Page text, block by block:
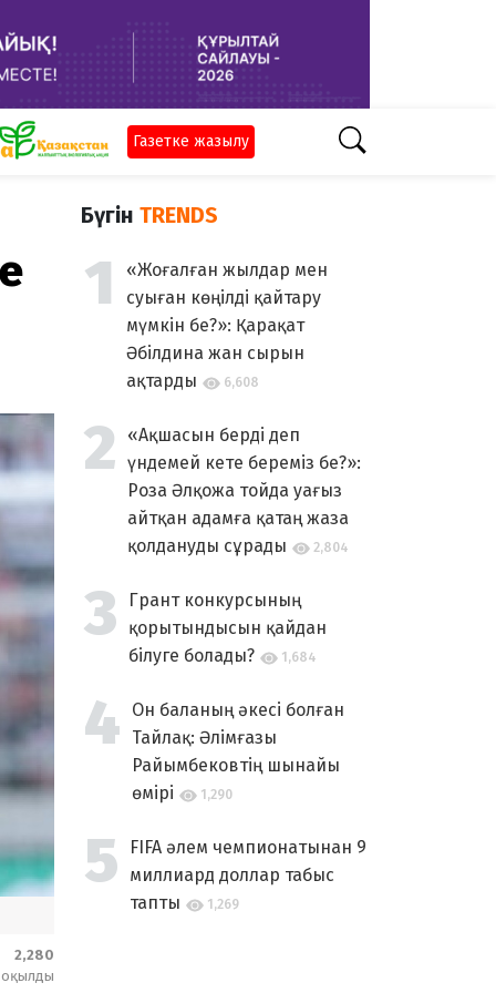
Газетке жазылу
2,280
оқылды
Бүгін TRENDS
«Жоғалған жылдар мен
суыған көңілді қайтару
мүмкін бе?»: Қарақат
Әбілдина жан сырын
ақтарды
6,608
«Ақшасын берді деп
үндемей кете береміз бе?»:
Роза Әлқожа тойда уағыз
айтқан адамға қатаң жаза
қолдануды сұрады
2,804
Грант конкурсының
қорытындысын қайдан
білуге болады?
1,684
Он баланың әкесі болған
Тайлақ: Әлімғазы
Райымбековтің шынайы
өмірі
1,290
FIFA әлем чемпионатынан 9
миллиард доллар табыс
тапты
1,269